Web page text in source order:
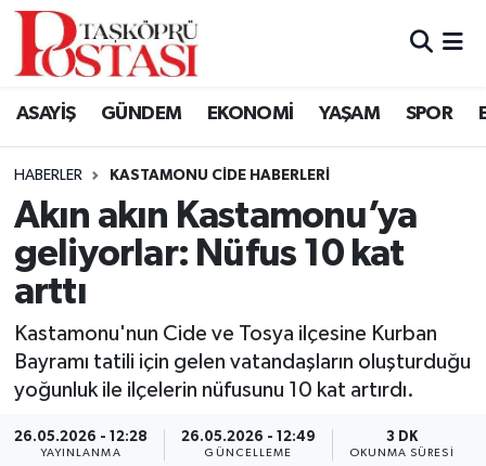
ASAYİŞ GÜNDEM EKONOMİ YAŞAM SPOR
HABERLER KASTAMONU CIDE HABERLERI
Akın akın Kastamonu’ya
geliyorlar: Nüfus 10 kat
arttı
Kastamonu'nun Cide ve Tosya ilçesine Kurban
Bayramı tatili için gelen vatandaşların oluşturduğu
yoğunluk ile ilçelerin nüfusunu 10 kat artırdı.
26.05.2026 - 12:28
YAYINLANMA
26.05.2026 - 12:49
GÜNCELLEME
3 DK
OKUNMA SÜRESI
Kastamonu Vefat Edenler
Araç Haberleri
Azdavay Haberleri
Bozkurt Haberleri